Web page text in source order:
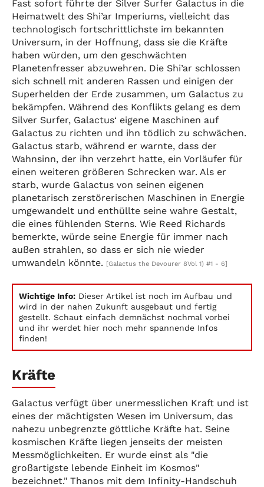
Fast sofort führte der Silver Surfer Galactus in die
Heimatwelt des Shi’ar Imperiums, vielleicht das
technologisch fortschrittlichste im bekannten
Universum, in der Hoffnung, dass sie die Kräfte
haben würden, um den geschwächten
Planetenfresser abzuwehren. Die Shi’ar schlossen
sich schnell mit anderen Rassen und einigen der
Superhelden der Erde zusammen, um Galactus zu
bekämpfen. Während des Konflikts gelang es dem
Silver Surfer, Galactus‘ eigene Maschinen auf
Galactus zu richten und ihn tödlich zu schwächen.
Galactus starb, während er warnte, dass der
Wahnsinn, der ihn verzehrt hatte, ein Vorläufer für
einen weiteren größeren Schrecken war. Als er
starb, wurde Galactus von seinen eigenen
planetarisch zerstörerischen Maschinen in Energie
umgewandelt und enthüllte seine wahre Gestalt,
die eines fühlenden Sterns. Wie Reed Richards
bemerkte, würde seine Energie für immer nach
außen strahlen, so dass er sich nie wieder
umwandeln könnte. [Galactus the Devourer 8Vol 1) #1 - 6]
Wichtige Info: Dieser Artikel ist noch im Aufbau und
wird in der nahen Zukunft ausgebaut und fertig
gestellt. Schaut einfach demnächst nochmal vorbei
und ihr werdet hier noch mehr spannende Infos
finden!
Kräfte
Galactus verfügt über unermesslichen Kraft und ist
eines der mächtigsten Wesen im Universum, das
nahezu unbegrenzte göttliche Kräfte hat. Seine
kosmischen Kräfte liegen jenseits der meisten
Messmöglichkeiten. Er wurde einst als "die
großartigste lebende Einheit im Kosmos"
bezeichnet." Thanos mit dem Infinity-Handschuh